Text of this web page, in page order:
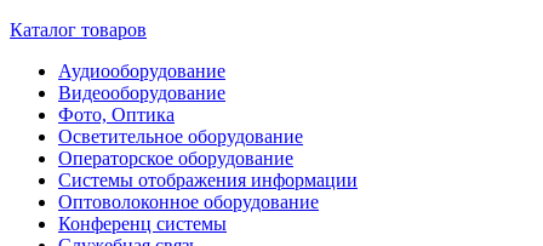
Каталог товаров
Аудиооборудование
Видеооборудование
Фото, Оптика
Осветительное оборудование
Операторское оборудование
Системы отображения информации
Оптоволоконное оборудование
Конференц системы